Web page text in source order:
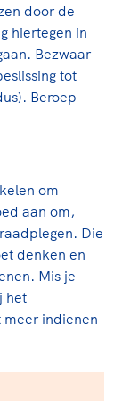
door de
hiertegen in
Bezwaar
tot
Beroep
om
aan om,
Die
denken en
Mis je
het
indienen